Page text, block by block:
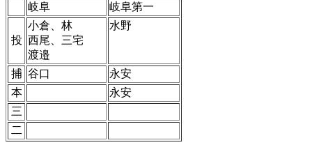
岐阜 岐阜第一
投
小倉、林
西尾、三宅
渡邉
水野
捕 谷口
永安
本
永安
三
二